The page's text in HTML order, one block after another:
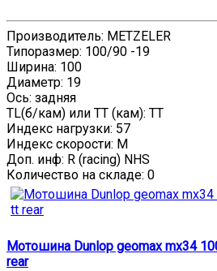
Производитель: METZELER
Типоразмер: 100/90 -19
Ширина: 100
Диаметр: 19
Ось: задняя
TL(б/кам) или TT (кам): TT
Индекс нагрузки: 57
Индекс скорости: M
Доп. инф: R (racing) NHS
Количество на складе: 0
Мотошина Dunlop geomax mx34
rear